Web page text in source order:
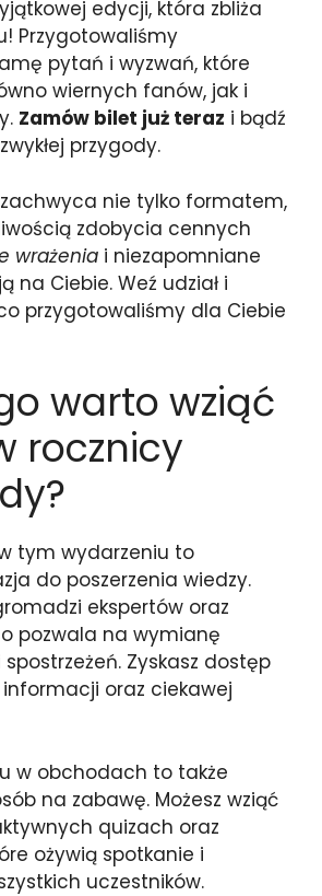
edycji, która zbliża
Przygotowaliśmy
pytań i wyzwań, które
wiernych fanów, jak i
Zamów bilet już teraz i bądź
przygody.
nie tylko formatem,
zdobycia cennych
wrażenia i niezapomniane
na Ciebie. Weź udział i
przygotowaliśmy dla Ciebie
warto wziąć
rocznicy
tym wydarzeniu to
do poszerzenia wiedzy.
ekspertów oraz
pozwala na wymianę
Zyskasz dostęp
oraz ciekawej
w obchodach to także
na zabawę. Możesz wziąć
quizach oraz
ożywią spotkanie i
uczestników.